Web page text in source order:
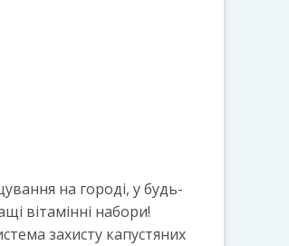
на городі, у будь-
вітамінні набори!
захисту капустяних